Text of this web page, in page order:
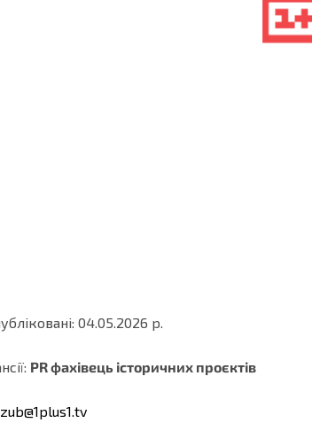
04.05.2026 р.
PR фахівець історичних проєктів